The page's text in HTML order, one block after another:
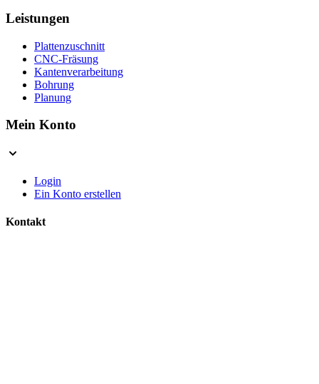
Leistungen
Plattenzuschnitt
CNC-Fräsung
Kantenverarbeitung
Bohrung
Planung
Mein Konto
Login
Ein Konto erstellen
Kontakt